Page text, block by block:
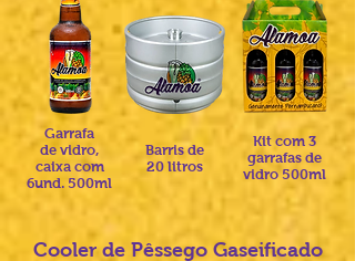
Garrafa
de vidro,
caixa com
6und. 500ml
Barris de
20 litros
Kit com 3
garrafas de
vidro 500ml
Cooler de Pêssego Gaseificado